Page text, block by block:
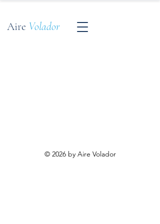
Aire Volador
© 2026 by Aire Volador